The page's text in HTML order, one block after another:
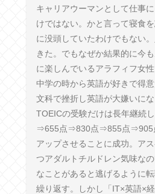
キャリアウーマンとして仕事
けではない。かと言って寝食
に没頭していたわけでもない
きた。でもなぜか結果的に今
に楽しんでいるアラフィフ女性
中学の時から英語が好きで得
文科で挫折し英語が大嫌いに
TOEICの受験だけは長年継続
⇒655点⇒830点⇒855点⇒905
アップさせることに成功。ア
つアダルトチルドレン気味な
なことがあると逃げるように
繰り返す。しかし「IT×英語×